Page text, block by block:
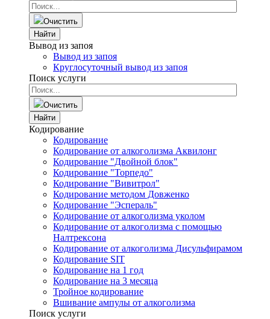
Очистить
Найти
Вывод из запоя
Вывод из запоя
Круглосуточный вывод из запоя
Поиск услуги
Очистить
Найти
Кодирование
Кодирование
Кодирование от алкоголизма Аквилонг
Кодирование "Двойной блок"
Кодирование "Торпедо"
Кодирование "Вивитрол"
Кодирование методом Довженко
Кодирование "Эспераль"
Кодирование от алкоголизма уколом
Кодирование от алкоголизма с помощью
Налтрексона
Кодирование от алкоголизма Дисульфирамом
Кодирование SIT
Кодирование на 1 год
Кодирование на 3 месяца
Тройное кодирование
Вшивание ампулы от алкоголизма
Поиск услуги